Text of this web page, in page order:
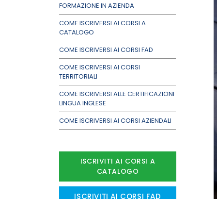
FORMAZIONE IN AZIENDA
COME ISCRIVERSI AI CORSI A
CATALOGO
COME ISCRIVERSI AI CORSI FAD
COME ISCRIVERSI AI CORSI
TERRITORIALI
COME ISCRIVERSI ALLE CERTIFICAZIONI
LINGUA INGLESE
COME ISCRIVERSI AI CORSI AZIENDALI
ISCRIVITI AI CORSI A
CATALOGO
ISCRIVITI AI CORSI FAD